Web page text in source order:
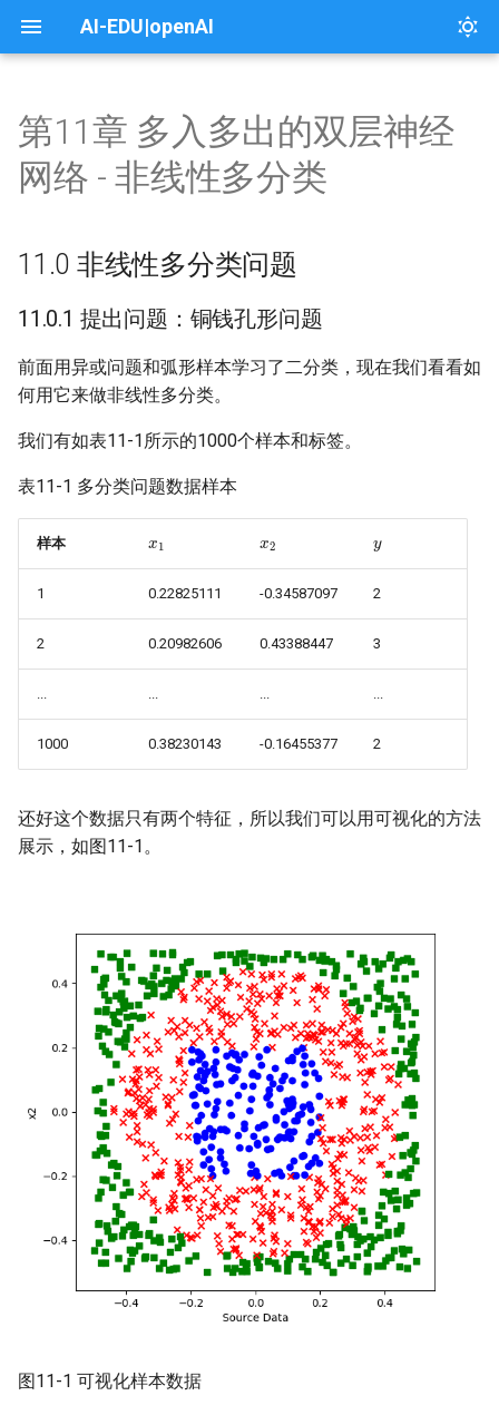
AI-EDU|openAI
00 前言
01.0 人工智能发展简史
01.2 人工智能的定义
01.2 范式的演化
02.0 反向传播与梯度下降
02.1 线性反向传播
02.2 非线性反向传播
02.3 梯度下降
03.0 损失函数
03.1 均方差损失函数
03.2 交叉熵损失函数
04 线性回归
04.1 最小二乘法
04.2 梯度下降法
04.3 神经网络法
04.5 梯度下降的三种形式
05.0 多变量线性回归
05.1 正规方程法
05.2 神经网络法
05.3 样本特征数据标准化
05.4 还原参数值
05.5 正确的推理方法
05.6 标准化标签值
06 线性分类
06.1 二分类函数
06.2 线性二分类实现
06.3 线性二分类的工作原理
06.5 实现逻辑与或非门
06.6 用双曲正切函数分类
07.0 线性多分类
07.1 多分类函数
07.2 线性多分类实现
07.3 线性多分类的工作原理
07.4 线性多分类结果可视化
08 非线性回归
08.1 挤压型激活函数
08.2 半线性激活函数
09.0 非线性回归
线
数曲线
09.3 验证与测试
09.4 神经网络非线性回归的实
现
09.5 曲线拟合
09.6 非线性回归的工作原理
09.7 参数调优初步
11.0 非线性多分类问题
准
13 模型的推理与部署
13.1 模型文件概述
13.2 ONNX模型文件
13.3 Windows中模型的部署
14 深度神经网络
14.1 回归任务功能测试
14.2 回归任务真实案例
14.3 二分类任务功能测试
14.5 多分类任务功能测试
14.6多分类任务真实案例
15.0 网络优化
15.1 权重矩阵初始化
15.2 梯度下降优化算法
15.3 自适应学习率算法
15.4 算法效果比较
15.5 批量归一化的原理
16.0 正则化
16.1 偏差与方差
16.2 L2正则
16.3 L1正则
16.4 早停法
16.5 丢弃法
16.6 数据扩展
17 卷积神经网络
17.1 卷积的前向计算原理
17.2 卷积前向计算代码实现
17.3 卷积的反向传播原理
17.5 池化的前向计算与反向传
18.1 实现颜色分类
18.2 实现几何图形分类
18.3 实现几何图形及颜色分类
18.5 Fashion-MNIST分类
19 循环神经网络
19.1 两个时间步的循环神经网
络
19.4 空气质量预测
19.5 不定长时序的循环神经网
19.6 深度循环神经网络
19.7 双向循环神经网络
20.0 高级循环神经网络
20.1 LSTM基本原理
20.2 LSTM代码实现
20.4 序列到序列
本课介绍 1.封面
二、概论
1.课程介绍
3.故事分析
4.什么是软件工程
5.软件工程领域知识
三、用户与需求
1.个人能力
3.故事分析
4.微软的软件工程师
5.团队流程
本课介绍
实验
1. 框架及工具入门示例
3. CUDA实现和优化
4 AllReduce的实现和优化
5. 配置Container进行云上
6. 学习使用调度管理系统
9 强化学习系统练习
本页介绍
2.问答系统和对话机器人服务
3.看图识熊
4.智能家居
6.搭建中间服务层
7.手写数字识别
8.黄金点游戏
9.手写算式计算器
10.机器学习平台建设
11.量化交易案例
12.基于近邻图的向量搜索案
例
14.快速构建中文文本蕴含深
度学习模型
15.基于深度学习的代码搜索
案例
16.基于LightGBM的时间序列
About
第11章 多入多出的双层神经
网络 - 非线性多分类
11.0 非线性多分类问题
11.0.1 提出问题：铜钱孔形问题
前面用异或问题和弧形样本学习了二分类，现在我们看看如
何用它来做非线性多分类。
我们有如表11-1所示的1000个样本和标签。
表11-1 多分类问题数据样本
样本
1 0.22825111 -0.34587097 2
2 0.20982606 0.43388447 3
... ... ... ...
1000 0.38230143 -0.16455377 2
还好这个数据只有两个特征，所以我们可以用可视化的方法
展示，如图11-1。
图11-1 可视化样本数据